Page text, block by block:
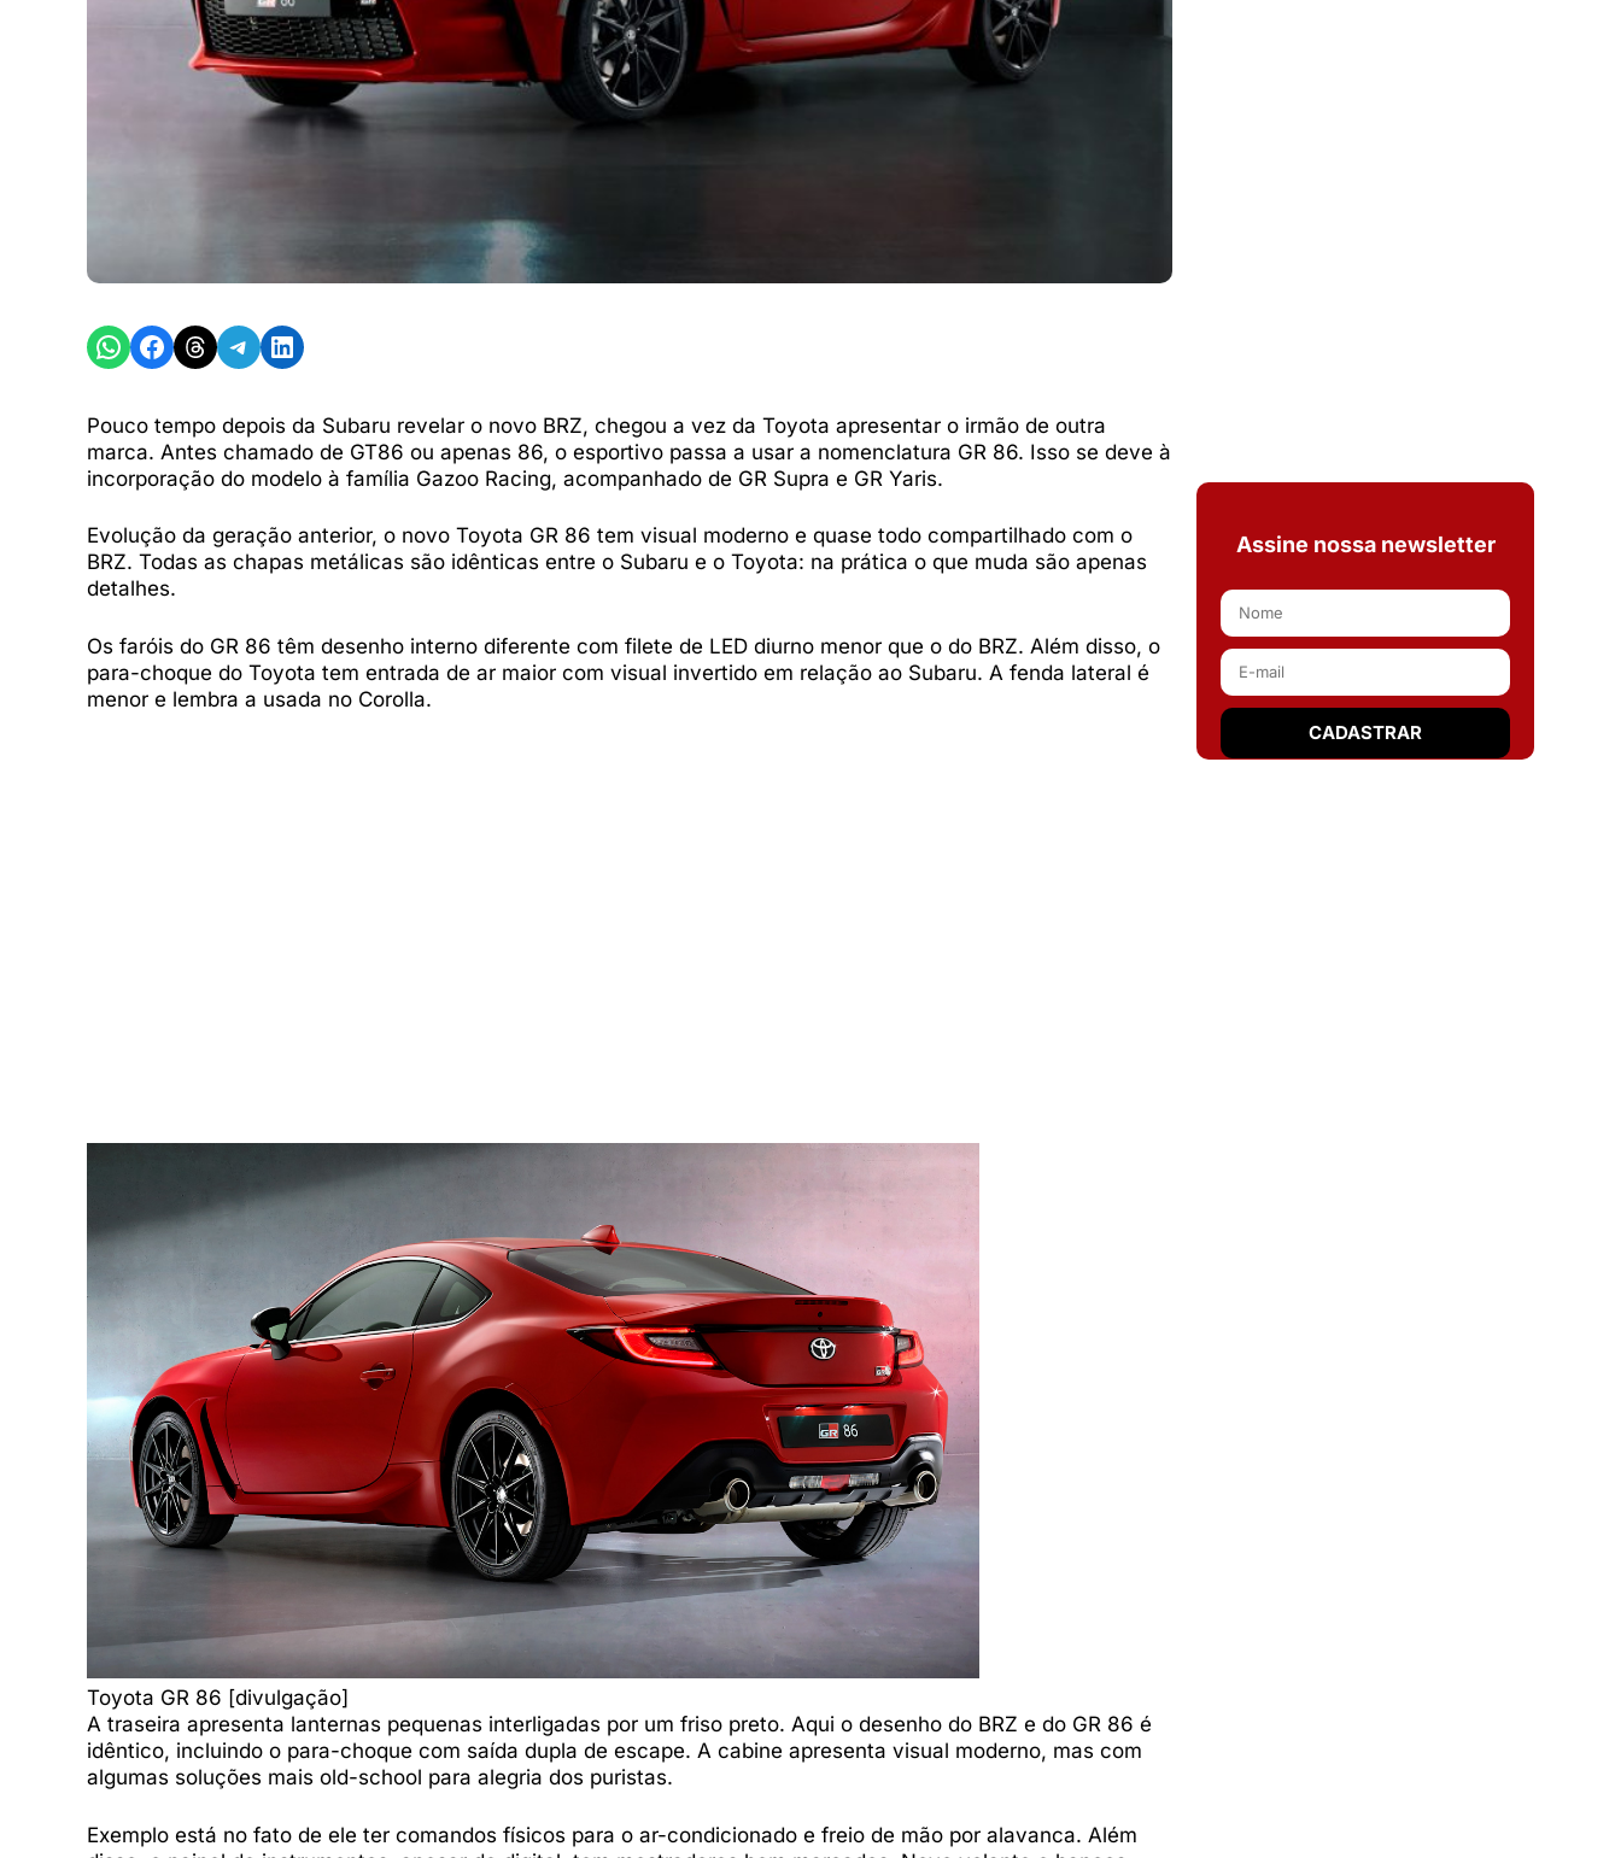
Share on WhatsApp
Share on Facebook
Share on Threads
Share on Telegram
Share on LinkedIn
Pouco tempo depois da Subaru revelar o novo BRZ, chegou a vez da Toyota apresentar o irmão de outra
marca. Antes chamado de GT86 ou apenas 86, o esportivo passa a usar a nomenclatura GR 86. Isso se deve à
incorporação do modelo à família Gazoo Racing, acompanhado de GR Supra e GR Yaris.
Evolução da geração anterior, o novo Toyota GR 86 tem visual moderno e quase todo compartilhado com o
BRZ. Todas as chapas metálicas são idênticas entre o Subaru e o Toyota: na prática o que muda são apenas
detalhes.
Os faróis do GR 86 têm desenho interno diferente com filete de LED diurno menor que o do BRZ. Além disso, o
para-choque do Toyota tem entrada de ar maior com visual invertido em relação ao Subaru. A fenda lateral é
menor e lembra a usada no Corolla.
Toyota GR 86 [divulgação]
A traseira apresenta lanternas pequenas interligadas por um friso preto. Aqui o desenho do BRZ e do GR 86 é
idêntico, incluindo o para-choque com saída dupla de escape. A cabine apresenta visual moderno, mas com
algumas soluções mais old-school para alegria dos puristas.
Exemplo está no fato de ele ter comandos físicos para o ar-condicionado e freio de mão por alavanca. Além
Assine nossa newsletter